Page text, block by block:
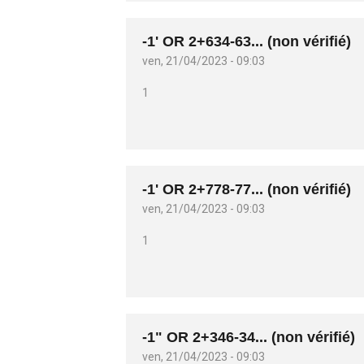
-1' OR 2+634-63... (non vérifié)
ven, 21/04/2023 - 09:03
1
-1' OR 2+778-77... (non vérifié)
ven, 21/04/2023 - 09:03
1
-1" OR 2+346-34... (non vérifié)
ven, 21/04/2023 - 09:03